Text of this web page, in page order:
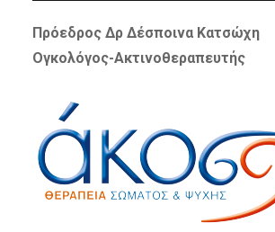
Πρόεδρος Δρ Δέσποινα Κατσώχη
Ογκολόγος-Ακτινοθεραπευτής